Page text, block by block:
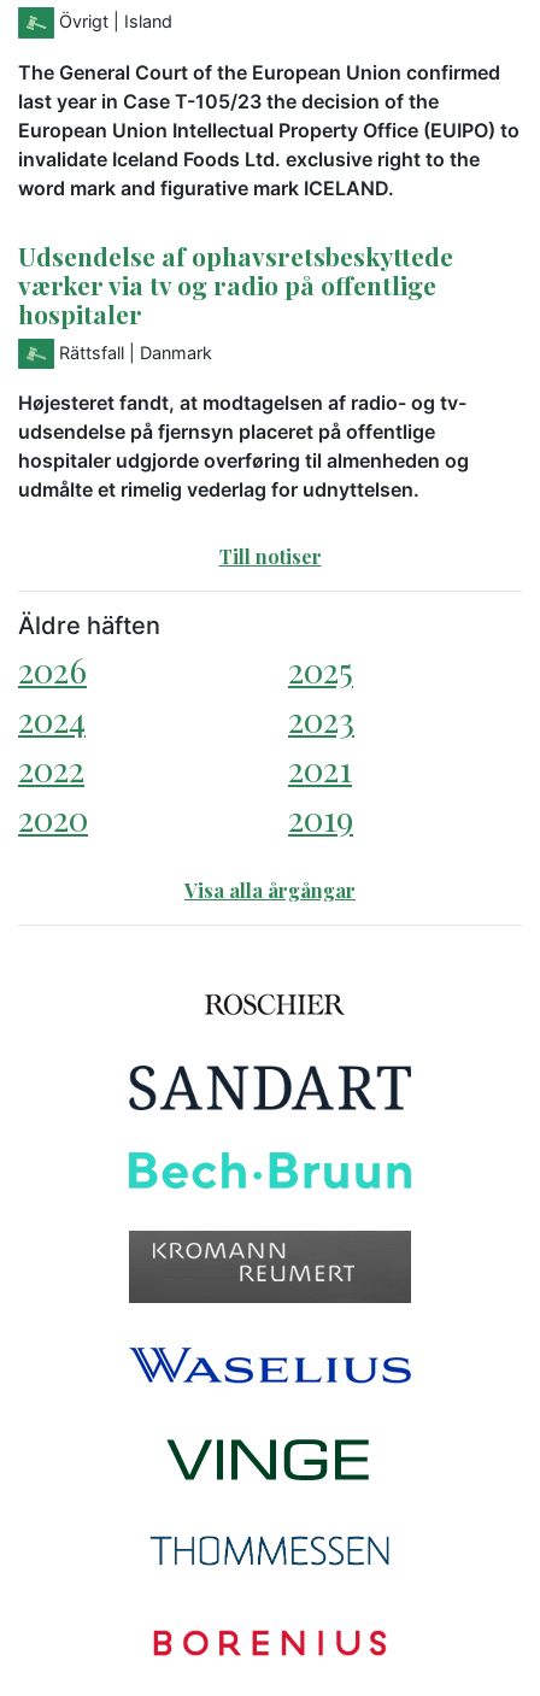
Övrigt | Island
The General Court of the European Union confirmed
last year in Case T-105/23 the decision of the
European Union Intellectual Property Office (EUIPO) to
invalidate Iceland Foods Ltd. exclusive right to the
word mark and figurative mark ICELAND.
Udsendelse af ophavsretsbeskyttede
værker via tv og radio på offentlige
hospitaler
Rättsfall | Danmark
Højesteret fandt, at modtagelsen af radio- og tv-
udsendelse på fjernsyn placeret på offentlige
hospitaler udgjorde overføring til almenheden og
udmålte et rimelig vederlag for udnyttelsen.
Till notiser
Äldre häften
2026
2025
2024
2023
2022
2021
2020
2019
Visa alla årgångar